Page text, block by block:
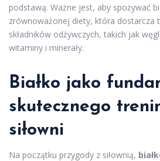
podstawą. Ważne jest, aby spożywać
zrównoważonej diety, która dostarcza
składników odżywczych, takich jak
witaminy i minerały.
Białko jako
skutecznego
siłowni
Na początku przygody z siłownią,